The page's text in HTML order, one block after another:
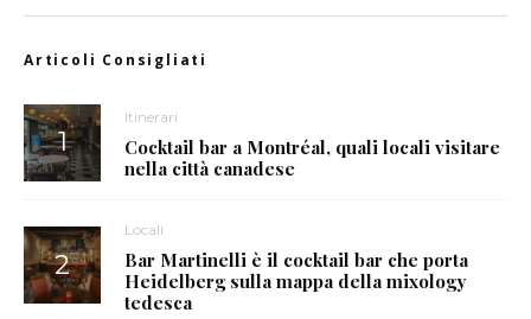
Articoli Consigliati
Itinerari
Cocktail bar a Montréal, quali locali visitare
nella città canadese
Locali
Bar Martinelli è il cocktail bar che porta
Heidelberg sulla mappa della mixology
tedesca